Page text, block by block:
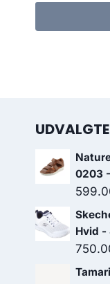
0203
Hvid -